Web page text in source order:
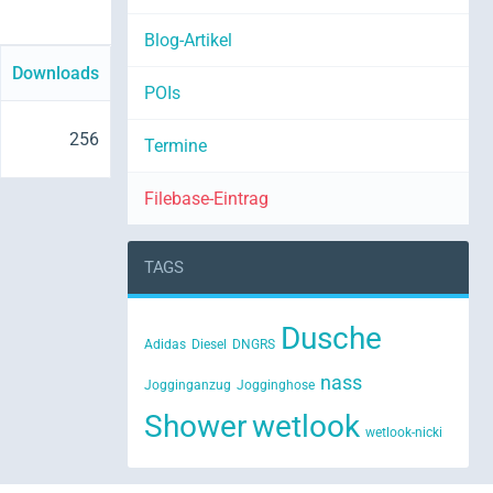
Downloads
256
Blog-Artikel
POIs
Termine
Filebase-Eintrag
TAGS
Adidas Diesel DNGRS Dusche
Jogginganzug Jogginghose nass
Showerwetlook wetlook-nicki